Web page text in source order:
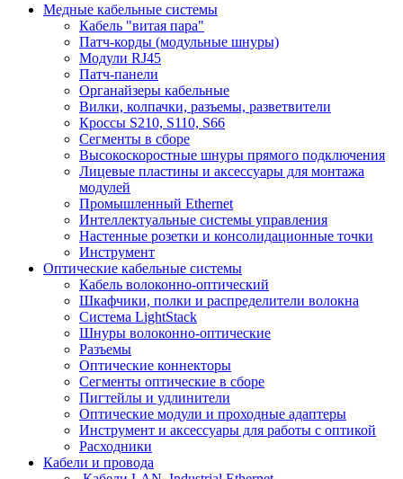
Медные кабельные системы
Кабель "витая пара"
Патч-корды (модульные шнуры)
Модули RJ45
Патч-панели
Органайзеры кабельные
Вилки, колпачки, разъемы, разветвители
Кроссы S210, S110, S66
Сегменты в сборе
Высокоскоростные шнуры прямого подключения
Лицевые пластины и аксессуары для монтажа
модулей
Промышленный Ethernet
Интеллектуальные системы управления
Настенные розетки и консолидационные точки
Инструмент
Оптические кабельные системы
Кабель волоконно-оптический
Шкафчики, полки и распределители волокна
Система LightStack
Шнуры волоконно-оптические
Разъемы
Оптические коннекторы
Сегменты оптические в сборе
Пигтейлы и удлинители
Оптические модули и проходные адаптеры
Инструмент и аксессуары для работы с оптикой
Расходники
Кабели и провода